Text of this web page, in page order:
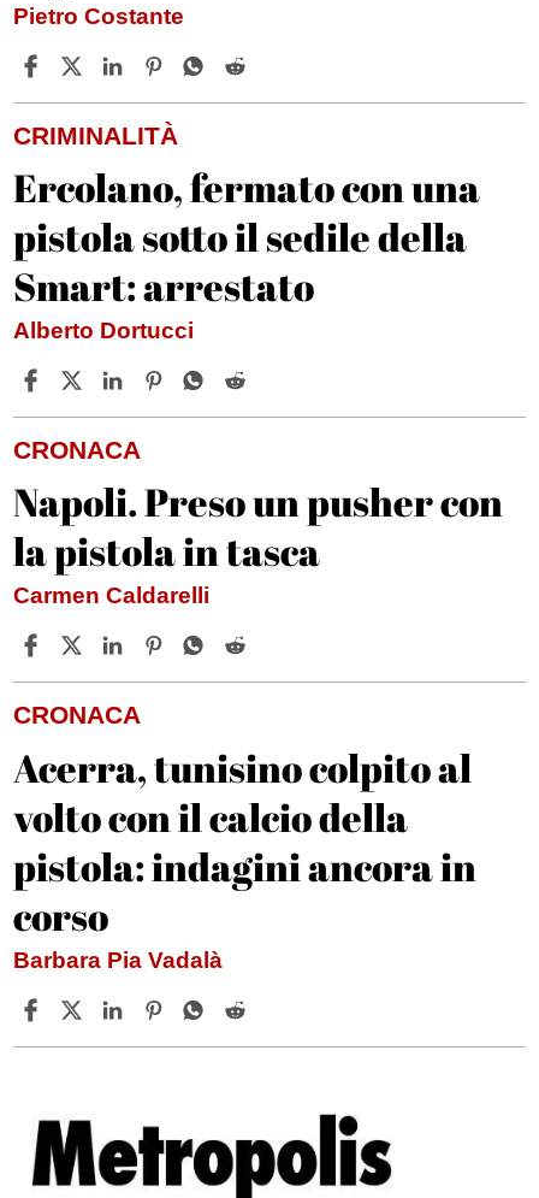
Pietro Costante
CRIMINALITÀ
Ercolano, fermato con una
pistola sotto il sedile della
Smart: arrestato
Alberto Dortucci
CRONACA
Napoli. Preso un pusher con
la pistola in tasca
Carmen Caldarelli
CRONACA
Acerra, tunisino colpito al
volto con il calcio della
pistola: indagini ancora in
corso
Barbara Pia Vadalà